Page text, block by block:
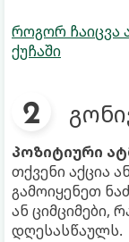
როგორ ჩაიცვა
ქუჩაში
პოზიტიური
თქვენი აქცია
გამოიყენეთ
ან ციმციმები,
დღესასწაულს.